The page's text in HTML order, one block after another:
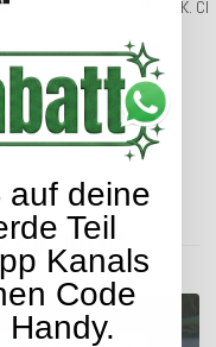
H.O.C.K.
auf deine
Teil
Kanals
Code